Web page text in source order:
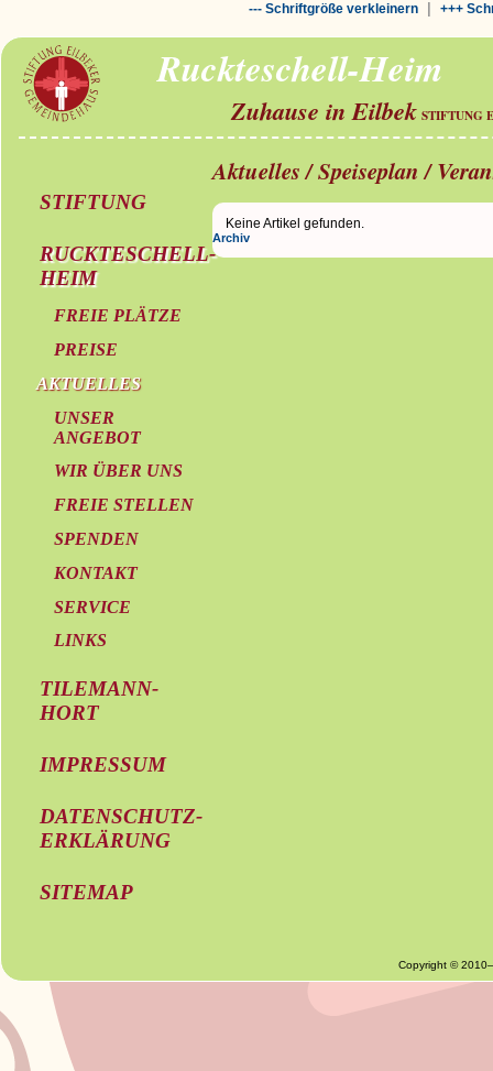
--- Schriftgröße verkleinern| +++
Ruckteschell-Heim
Zuhause in Eilbek STIFTUNG
STIFTUNG
RUCKTESCHELL-
HEIM
FREIE PLÄTZE
PREISE
AKTUELLES
UNSER
ANGEBOT
WIR ÜBER UNS
FREIE STELLEN
SPENDEN
KONTAKT
SERVICE
LINKS
TILEMANN-
HORT
IMPRESSUM
DATENSCHUTZ-
ERKLÄRUNG
SITEMAP
Aktuelles / Speiseplan /
Keine Artikel gefunden.
Archiv
Copyright ©